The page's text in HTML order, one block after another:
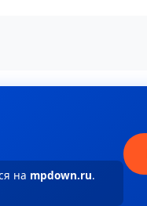
на mpdown.ru.